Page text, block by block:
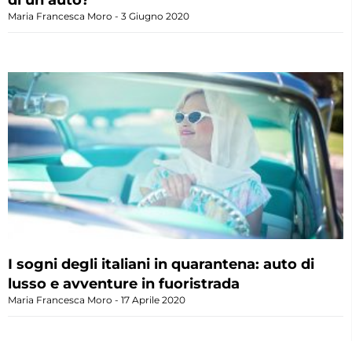
Maria Francesca Moro 3 Giugno 2020
I sogni degli italiani in quarantena: auto di
lusso e avventure in fuoristrada
Maria Francesca Moro 17 Aprile 2020